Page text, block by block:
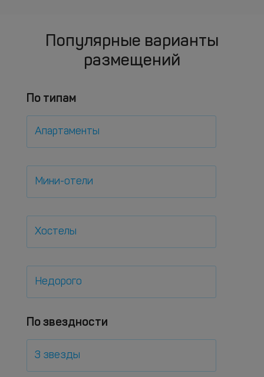
Популярные варианты
размещений
По типам
Апартаменты
Мини-отели
Хостелы
Недорого
По звездности
3 звезды